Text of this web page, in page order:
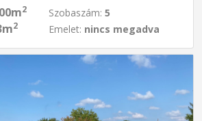
2
2
Szobaszám: 5
Emelet: nincs megadva